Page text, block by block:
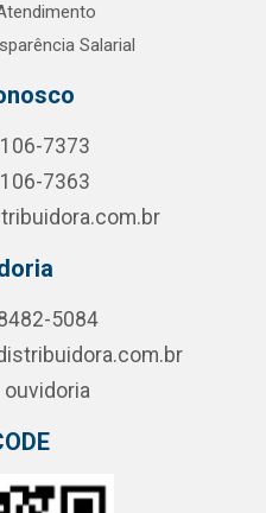
Salarial
7373
7363
5084
ouvidoria